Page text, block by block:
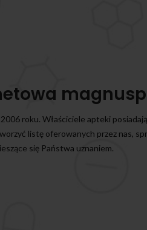
roku. Właściciele apteki
listę oferowanych przez nas,
się Państwa uznaniem.